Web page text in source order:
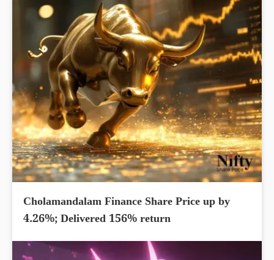
Cholamandalam Finance Share Price up by
4.26%; Delivered 156% return